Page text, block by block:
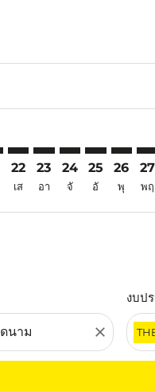
cmp-view-offers-
cmp-view-offers-
HKG–CXR: cmp-view-
22
เส
HKG–CXR: cmp-
23
อา
HKG–CXR:
24
จั
25
อั
26
พุ
27
พฤ
close
งบป